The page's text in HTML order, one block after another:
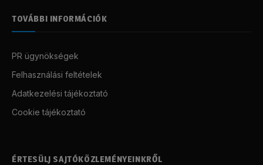
TOVÁBBI INFORMÁCIÓK
PR ügynökségek
Felhasználási feltételek
Adatkezelési tájékoztató
Cookie tájékoztató
ÉRTESÜLJ SAJTÓKÖZLEMÉNYEINKRŐL